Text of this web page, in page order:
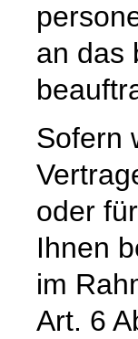
an das
Sofern
oder
Ihnen
im
Art. 6